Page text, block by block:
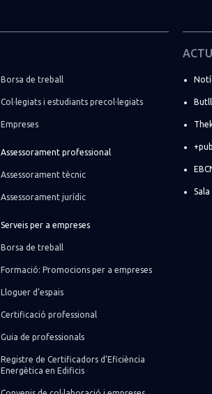
Borsa de treball
Col·legiats i estudiants precol·legiats
Empreses
Assessorament professional
Assessorament tècnic
Assessorament jurídic
Serveis per a empreses
Borsa de treball
Formació: Promocions per a empreses
Lloguer d’espais
Certificació professional
Guia de professionals
Registre de Certificadors d’Eficiència
Energètica en Edificis